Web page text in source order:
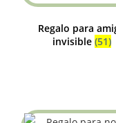
Regalo para
invisible (51)